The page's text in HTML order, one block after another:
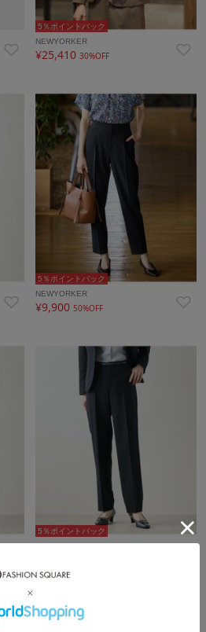
5％ポイントバック
NEWYORKER
¥25,41030%OFF
5％ポイントバック
NEWYORKER
¥9,90050%OFF
5％ポイントバック
NEWYORKER
再入荷